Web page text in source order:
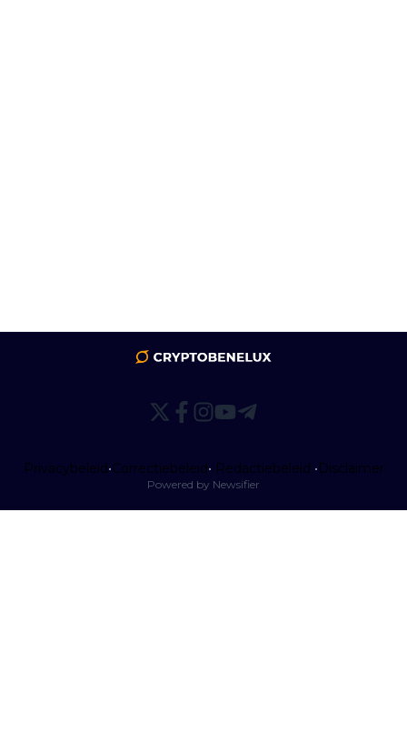
Privacybeleid•Correctiebeleid• Redactiebeleid • Disclaimer
Powered by Newsifier